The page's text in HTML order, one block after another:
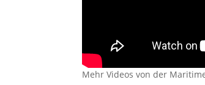
Mehr Videos von der